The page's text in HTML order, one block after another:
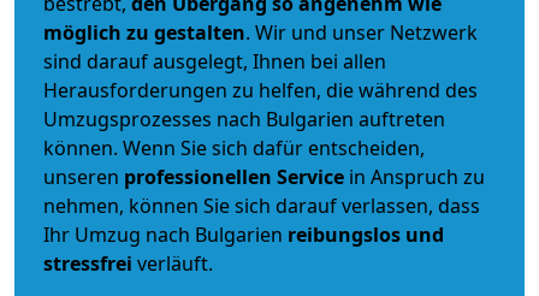
möglich zu gestalten. Wir und unser Netzwerk
sind darauf ausgelegt, Ihnen bei allen
Herausforderungen zu helfen, die während des
Umzugsprozesses nach Bulgarien auftreten
können. Wenn Sie sich dafür entscheiden,
unseren professionellen Service in Anspruch zu
nehmen, können Sie sich darauf verlassen, dass
Ihr Umzug nach Bulgarien reibungslos und
stressfrei verläuft.